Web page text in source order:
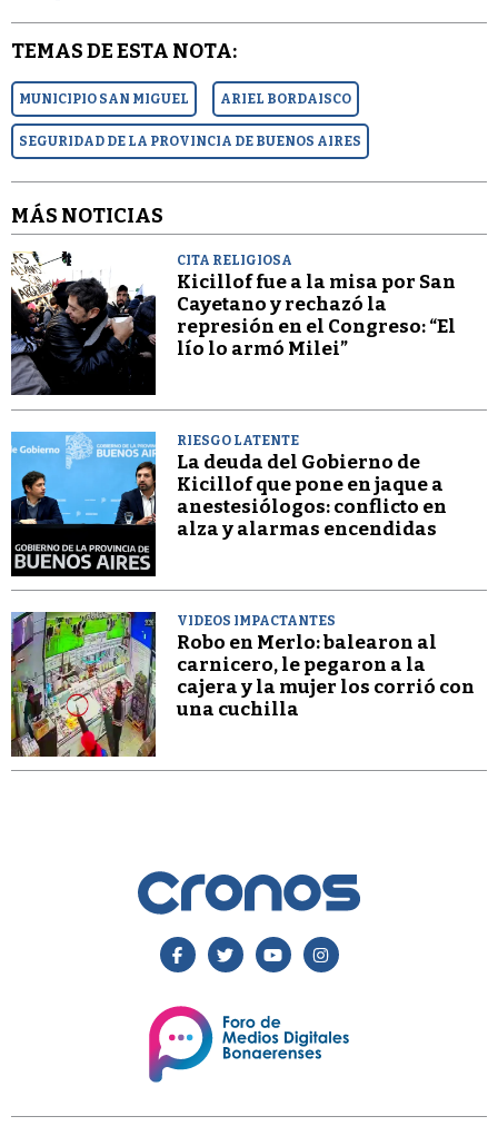
TEMAS DE ESTA NOTA:
MUNICIPIO SAN MIGUEL ARIEL BORDAISCO
SEGURIDAD DE LA PROVINCIA DE BUENOS AIRES
MÁS NOTICIAS
CITA RELIGIOSA
Kicillof fue a la misa por San
Cayetano y rechazó la
represión en el Congreso: “El
lío lo armó Milei”
RIESGO LATENTE
La deuda del Gobierno de
Kicillof que pone en jaque a
anestesiólogos: conflicto en
alza y alarmas encendidas
VIDEOS IMPACTANTES
Robo en Merlo: balearon al
carnicero, le pegaron a la
cajera y la mujer los corrió con
una cuchilla